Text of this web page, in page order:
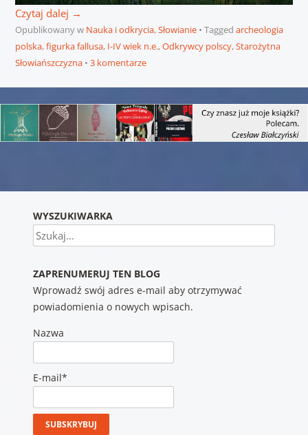
Czytaj dalej →
Opublikowany w Nauka i odkrycia,Słowianie Tagged archeologia
polska,figurka fallusa, I-IV wiek n.e.,Odkrywcy polscy,Starożytna
Słowiańszczyzna
3 komentarze
WYSZUKIWARKA
Szukaj
ZAPRENUMERUJ TEN BLOG
Wprowadź swój adres e-mail aby otrzymywać
powiadomienia o nowych wpisach.
Nazwa
E-mail*